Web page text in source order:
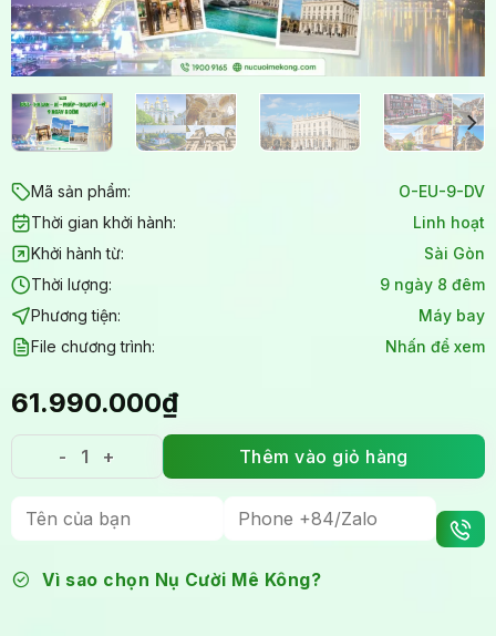
Mã sản phẩm:
O-EU-9-DV
Thời gian khởi hành:
Linh hoạt
Khởi hành từ:
Sài Gòn
Thời lượng:
9 ngày 8 đêm
Phương tiện:
Máy bay
File chương trình:
Nhấn để xem
61.990.000₫
Tour Châu Âu trọn gói 9 ngày 8 đêm: Hành trình cổ
Thêm vào giỏ hàng
Vì sao chọn Nụ Cười Mê Kông?